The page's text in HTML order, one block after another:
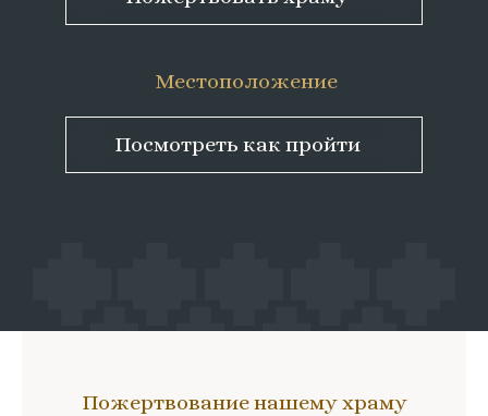
Посмотреть как пройти
Местоположение
Пожертвование нашему храму